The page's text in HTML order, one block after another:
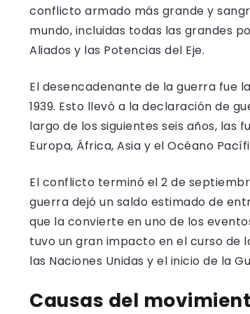
conflicto armado más grande y
mundo, incluidas todas las grandes
Aliados y las Potencias del Eje.
El desencadenante de la guerra fue
1939. Esto llevó a la declaración de
largo de los siguientes seis años, las
Europa, África, Asia y el Océano
El conflicto terminó el 2 de
guerra dejó un saldo estimado de
que la convierte en uno de los
tuvo un gran impacto en el curso de
las Naciones Unidas y el inicio de la
Causas del